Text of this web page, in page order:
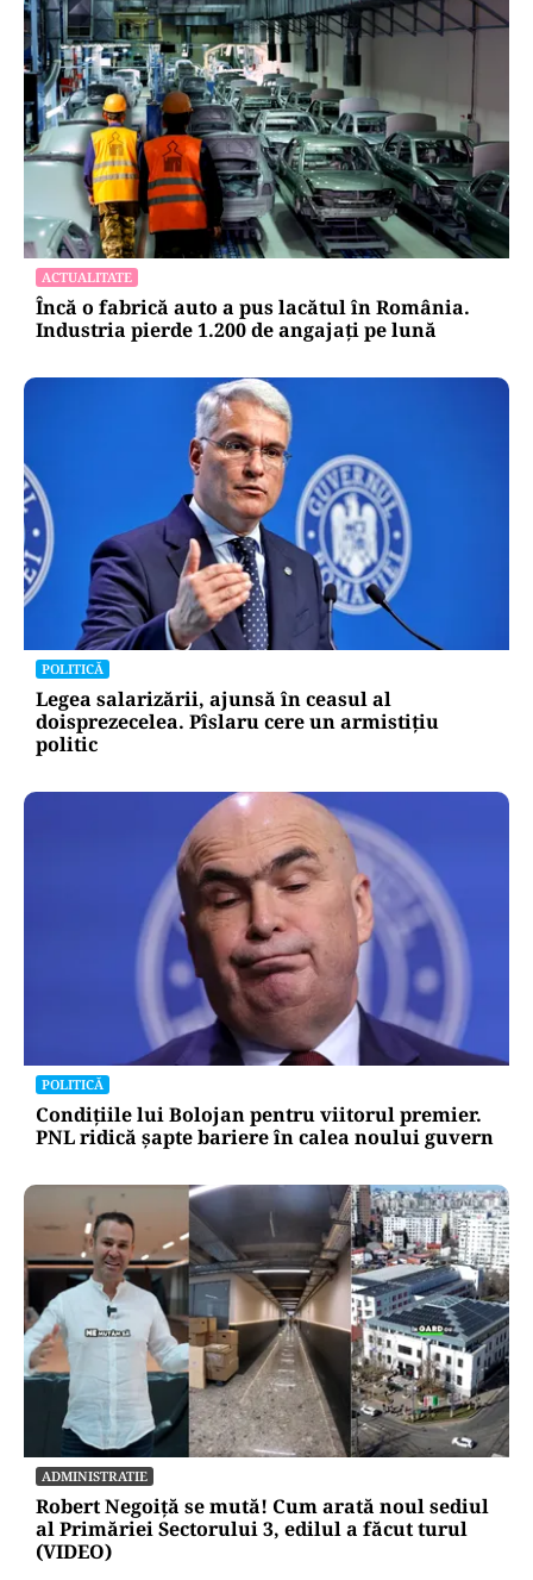
ACTUALITATE
Încă o fabrică auto a pus lacătul în România.
Industria pierde 1.200 de angajați pe lună
POLITICĂ
Legea salarizării, ajunsă în ceasul al
doisprezecelea. Pîslaru cere un armistițiu
politic
POLITICĂ
Condițiile lui Bolojan pentru viitorul premier.
PNL ridică șapte bariere în calea noului guvern
ADMINISTRATIE
Robert Negoiță se mută! Cum arată noul sediul
al Primăriei Sectorului 3, edilul a făcut turul
(VIDEO)